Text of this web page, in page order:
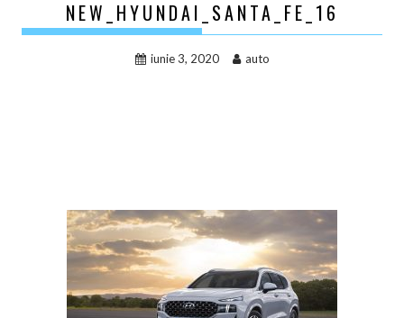
NEW_HYUNDAI_SANTA_FE_16
iunie 3, 2020 auto